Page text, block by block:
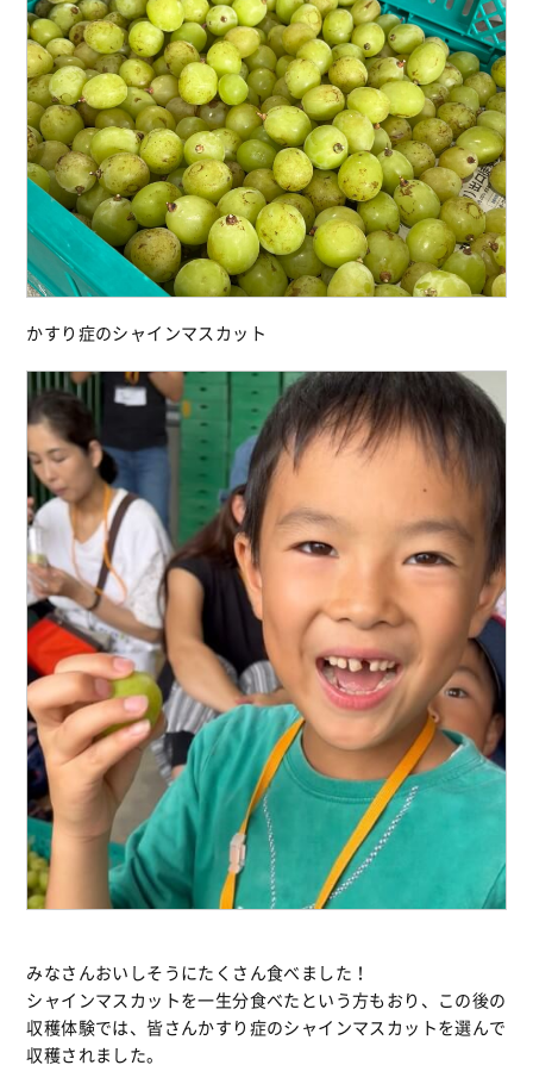
かすり症のシャインマスカット
みなさんおいしそうにたくさん食べました！
シャインマスカットを一生分食べたという方もおり、この後の
収穫体験では、皆さんかすり症のシャインマスカットを選んで
収穫されました。